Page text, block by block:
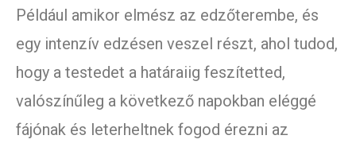
Például amikor elmész az edzőterembe, és
egy intenzív edzésen veszel részt, ahol tudod,
hogy a testedet a határaiig feszítetted,
valószínűleg a következő napokban eléggé
fájónak és leterheltnek fogod érezni az